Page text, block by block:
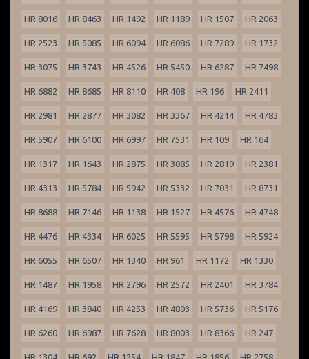
HR 8016 HR 8463 HR 1492 HR 1189 HR 1507 HR 2063
HR 2523 HR 5085 HR 6094 HR 6086 HR 7289 HR 1732
HR 3075 HR 3743 HR 4526 HR 5450 HR 6287 HR 7498
HR 6882 HR 8685 HR 8110 HR 408 HR 196 HR 2411
HR 2981 HR 2877 HR 3082 HR 3367 HR 4214 HR 4783
HR 5907 HR 6100 HR 6997 HR 7531 HR 109 HR 164
HR 1317 HR 1643 HR 2875 HR 3085 HR 2819 HR 2381
HR 4313 HR 5784 HR 5942 HR 5332 HR 7031 HR 8731
HR 8688 HR 7146 HR 1138 HR 1527 HR 4576 HR 4748
HR 4476 HR 4334 HR 6025 HR 5595 HR 5798 HR 5924
HR 6055 HR 6507 HR 1340 HR 961 HR 1172 HR 1330
HR 1487 HR 1958 HR 2796 HR 2572 HR 2401 HR 3784
HR 4169 HR 3840 HR 4253 HR 4803 HR 5736 HR 5176
HR 6260 HR 6987 HR 7628 HR 8003 HR 8366 HR 247
HR 1304 HR 692 HR 1254 HR 1847 HR 1856 HR 2758